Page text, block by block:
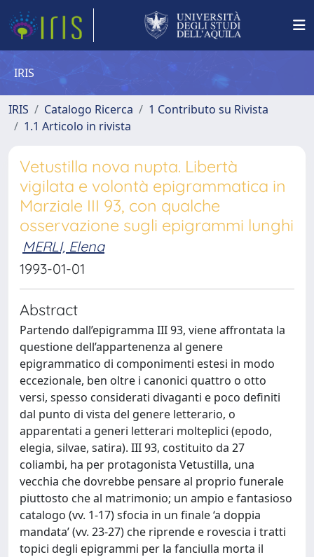
IRIS
IRIS Catalogo Ricerca
1 Contributo su Rivista
1.1 Articolo in rivista
Vetustilla nova nupta. Libertà
vigilata e volontà epigrammatica in
Marziale III 93, con qualche
osservazione sugli epigrammi lunghi
MERLI, Elena
1993-01-01
Abstract
Partendo dall’epigramma III 93, viene affrontata la
questione dell’appartenenza al genere
epigrammatico di componimenti estesi in modo
eccezionale, ben oltre i canonici quattro o otto
versi, spesso considerati divaganti e poco definiti
dal punto di vista del genere letterario, o
apparentati a generi letterari molteplici (epodo,
elegia, silvae, satira). III 93, costituito da 27
coliambi, ha per protagonista Vetustilla, una
vecchia che dovrebbe pensare al proprio funerale
piuttosto che al matrimonio; un ampio e fantasioso
catalogo (vv. 1-17) sfocia in un finale ‘a doppia
mandata’ (vv. 23-27) che riprende e rovescia i tratti
topici degli epigrammi per la fanciulla morta il